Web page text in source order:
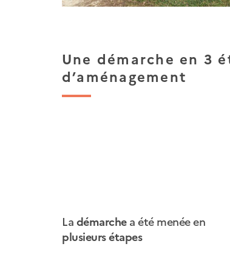
Une démarche en 3
d’aménagement
La démarche a été menée en
plusieurs étapes